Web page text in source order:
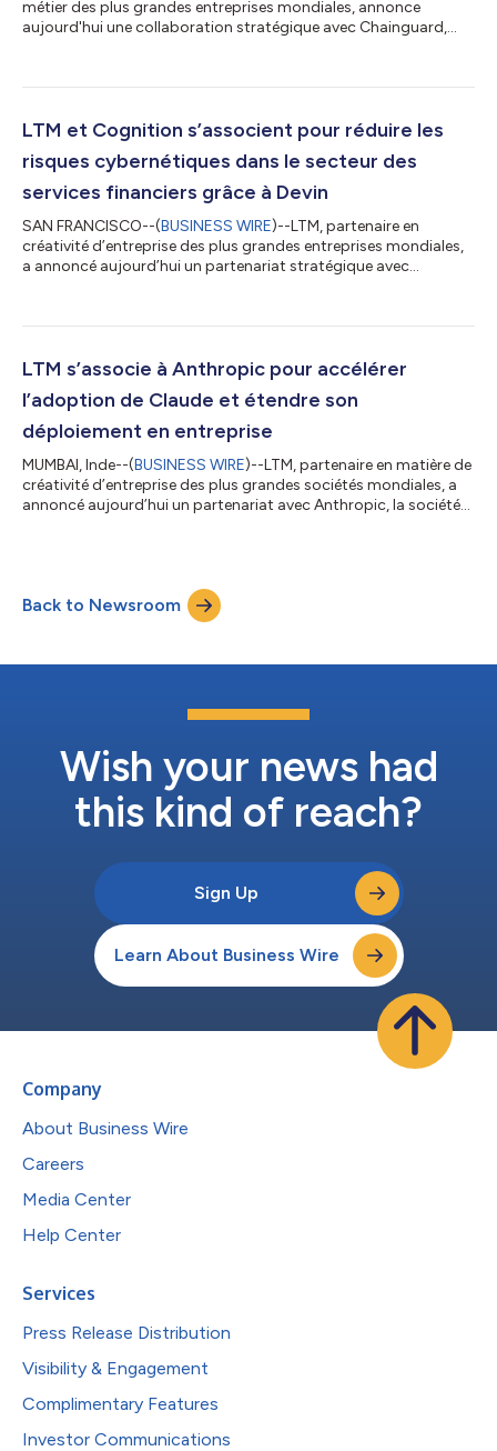
métier des plus grandes entreprises mondiales, annonce
aujourd'hui une collaboration stratégique avec Chainguard,
grâce à BlueVerse™ RightLogic, ainsi que son cadre d'évaluation
collaboration permet aux entreprises de renforcer leur sécurité
tout en préservant...
LTM et Cognition s’associent pour réduire les
risques cybernétiques dans le secteur des
services financiers grâce à Devin
SAN FRANCISCO--(BUSINESS WIRE)--LTM, partenaire en
créativité d’entreprise des plus grandes entreprises mondiales,
a annoncé aujourd’hui un partenariat stratégique avec
Devin, l’ingénieur IA autonome de Cognition, à sa solution
d’évaluation de la cybersécurité et d’assurance des risques
LTM s’associe à Anthropic pour accélérer
l’adoption de Claude et étendre son
déploiement en entreprise
MUMBAI, Inde--(BUSINESS WIRE)--LTM, partenaire en matière de
créativité d’entreprise des plus grandes sociétés mondiales, a
annoncé aujourd’hui un partenariat avec Anthropic, la société
et des processus métier. LTM associera Claude, Claude Code et
Claude Cowork à son expertise en matière de mise en œuvre
Back to Newsroom
Wish your news had
this kind of reach?
Sign Up
Learn About Business Wire
Company
About Business Wire
Careers
Media Center
Help Center
Services
Press Release Distribution
Visibility & Engagement
Complimentary Features
Investor Communications